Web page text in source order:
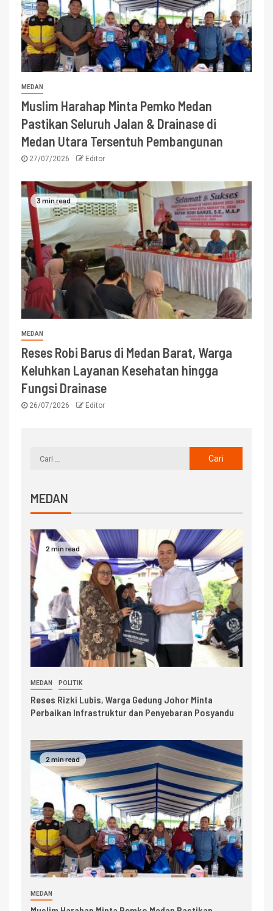
MEDAN
Muslim Harahap Minta Pemko Medan
Pastikan Seluruh Jalan & Drainase di
Medan Utara Tersentuh Pembangunan
27/07/2026 Editor
3 min read
MEDAN
Reses Robi Barus di Medan Barat, Warga
Keluhkan Layanan Kesehatan hingga
Fungsi Drainase
26/07/2026 Editor
MEDAN
2 min read
MEDAN POLITIK
Reses Rizki Lubis, Warga Gedung Johor Minta
Perbaikan Infrastruktur dan Penyebaran Posyandu
2 min read
MEDAN